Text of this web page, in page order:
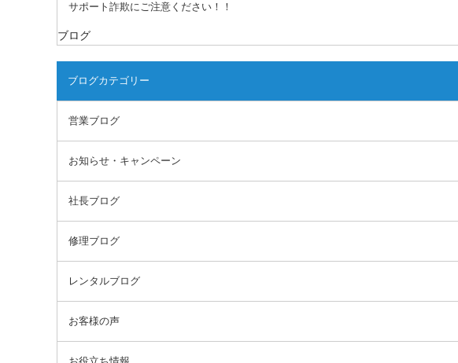
サポート詐欺にご注意ください！！
ブログ
ブログカテゴリー
営業ブログ
お知らせ・キャンペーン
社長ブログ
修理ブログ
レンタルブログ
お客様の声